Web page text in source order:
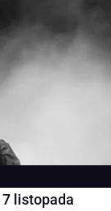
7 listopada